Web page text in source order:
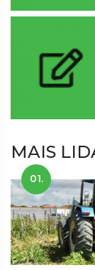
MAIS
01.